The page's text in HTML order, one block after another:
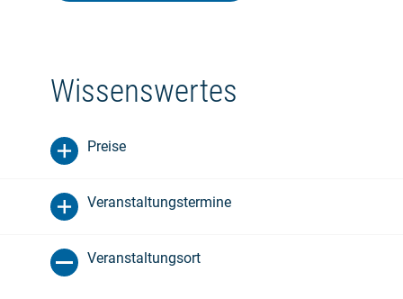
Wissenswertes
Preise
Veranstaltungstermine
Veranstaltungsort